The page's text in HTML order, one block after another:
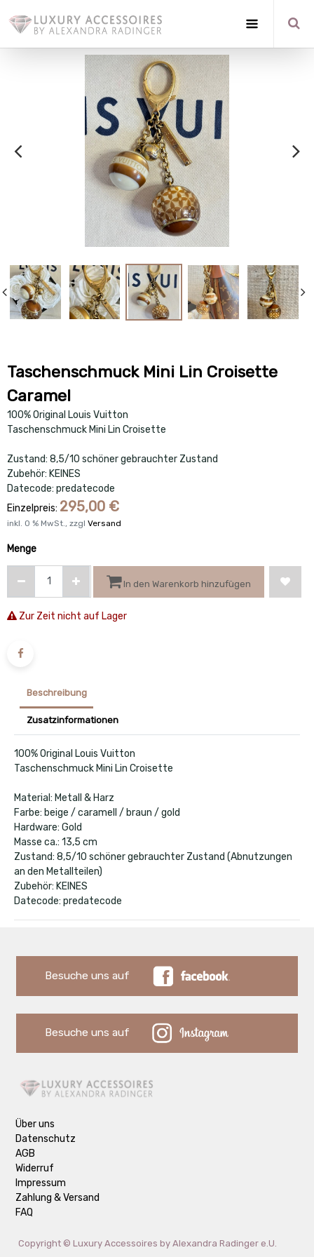
Taschenschmuck Mini Lin Croisette
Caramel
100% Original Louis Vuitton
Taschenschmuck Mini Lin Croisette
Zustand: 8,5/10 schöner gebrauchter Zustand
Zubehör: KEINES
Datecode: predatecode
Einzelpreis: 295,00 €
inkl. 0 % MwSt., zzgl Versand
Menge
In den Warenkorb hinzufügen
Zur Zeit nicht auf Lager
Beschreibung
Zusatzinformationen
100% Original Louis Vuitton
Taschenschmuck Mini Lin Croisette
Material: Metall & Harz
Farbe: beige / caramell / braun / gold
Hardware: Gold
Masse ca.: 13,5 cm
Zustand: 8,5/10 schöner gebrauchter Zustand (Abnutzungen
an den Metallteilen)
Zubehör: KEINES
Datecode: predatecode
Besuche uns auf
Besuche uns auf
Über uns
Datenschutz
AGB
Widerruf
Impressum
Zahlung & Versand
FAQ
Copyright © Luxury Accessoires by Alexandra Radinger e.U.